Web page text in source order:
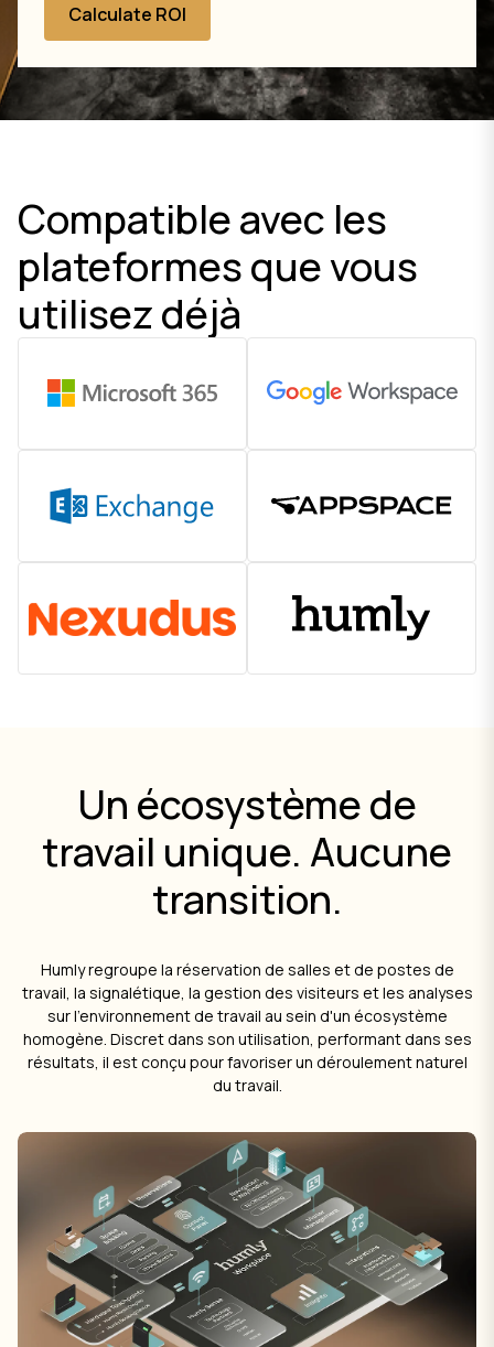
Calculate ROI
Compatible avec les
plateformes que vous
utilisez déjà
Un écosystème de
travail unique. Aucune
transition.
Humly regroupe la réservation de salles et de postes de
travail, la signalétique, la gestion des visiteurs et les analyses
sur l'environnement de travail au sein d'un écosystème
homogène. Discret dans son utilisation, performant dans ses
résultats, il est conçu pour favoriser un déroulement naturel
du travail.